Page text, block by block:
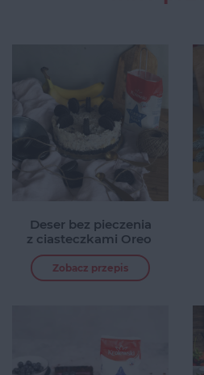
Deser bez pieczenia
z ciasteczkami Oreo
Zobacz przepis